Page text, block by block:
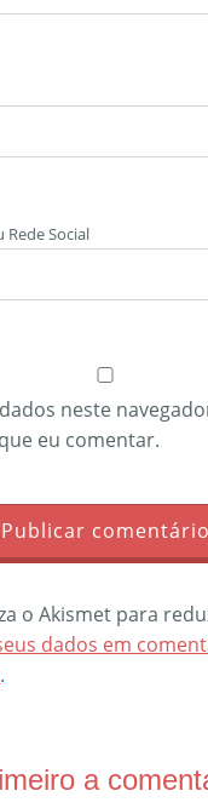
Rede Social
neste
eu comentar.
o Akismet para
dados em
.
a